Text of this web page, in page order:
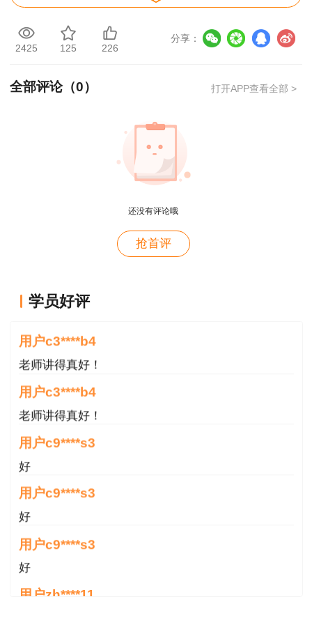
八条，残疾人机动轮椅车、电动自行车在非机动车
道内行驶时，最高时速不得超过15公里。第六十
七条，行人、非机动车、拖拉机、轮式专用机械
速低于70公里的机动车，不得进入高速公路。高
2425 125 226
分享：
全部评论（0） 打开APP查看全部 >
还没有评论哦
抢首评
学员好评
用户c3****b4
用户c3****b4
老师讲得真好！
用户c3****b4
老师讲得真好！
用户c9****s3
好
用户c9****s3
好
用户c9****s3
好
用户zh****11